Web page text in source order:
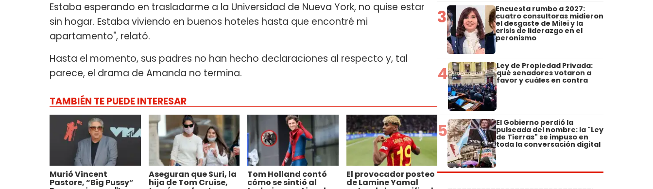
Estaba esperando en trasladarme a la Universidad de Nueva York, no quise estar
sin hogar. Estaba viviendo en buenos hoteles hasta que encontré mi
apartamento", relató.
Hasta el momento, sus padres no han hecho declaraciones al respecto y, tal
parece, el drama de Amanda no termina.
TAMBIÉN TE PUEDE INTERESAR
Murió Vincent
Pastore, “Big Pussy”
Aseguran que Suri, la
hija de Tom Cruise,
Tom Holland contó
cómo se sintió al
El provocador posteo
de Lamine Yamal
3 Encuesta rumbo a 2027:
cuatro consultoras midieron
el desgaste de Milei y la
crisis de liderazgo en el
peronismo
4 Ley de Propiedad Privada:
qué senadores votaron a
favor y cuáles en contra
5 El Gobierno perdió la
pulseada del nombre: la "Ley
de Tierras" se impuso en
toda la conversación digital